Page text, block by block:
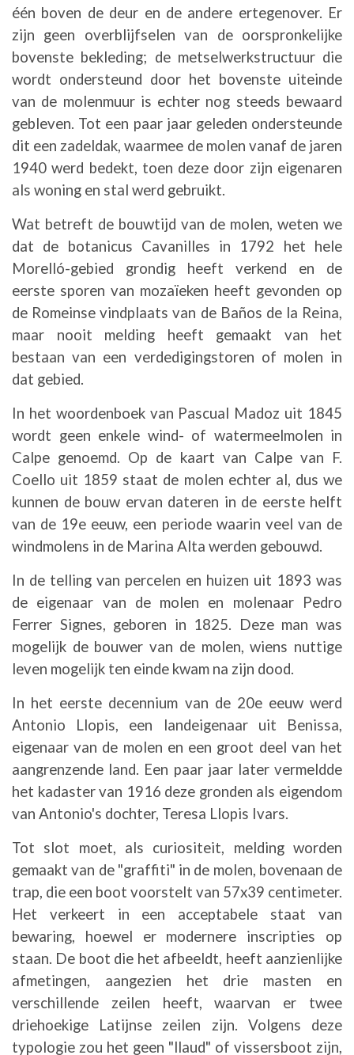
één boven de deur en de andere ertegenover. Er
zijn geen overblijfselen van de oorspronkelijke
bovenste bekleding; de metselwerkstructuur die
wordt ondersteund door het bovenste uiteinde
van de molenmuur is echter nog steeds bewaard
gebleven. Tot een paar jaar geleden ondersteunde
dit een zadeldak, waarmee de molen vanaf de jaren
1940 werd bedekt, toen deze door zijn eigenaren
als woning en stal werd gebruikt.
Wat betreft de bouwtijd van de molen, weten we
dat de botanicus Cavanilles in 1792 het hele
Morelló-gebied grondig heeft verkend en de
eerste sporen van mozaïeken heeft gevonden op
de Romeinse vindplaats van de Baños de la Reina,
maar nooit melding heeft gemaakt van het
bestaan ​​van een verdedigingstoren of molen in
dat gebied.
In het woordenboek van Pascual Madoz uit 1845
wordt geen enkele wind- of watermeelmolen in
Calpe genoemd. Op de kaart van Calpe van F.
Coello uit 1859 staat de molen echter al, dus we
kunnen de bouw ervan dateren in de eerste helft
van de 19e eeuw, een periode waarin veel van de
windmolens in de Marina Alta werden gebouwd.
In de telling van percelen en huizen uit 1893 was
de eigenaar van de molen en molenaar Pedro
Ferrer Signes, geboren in 1825. Deze man was
mogelijk de bouwer van de molen, wiens nuttige
leven mogelijk ten einde kwam na zijn dood.
In het eerste decennium van de 20e eeuw werd
Antonio Llopis, een landeigenaar uit Benissa,
eigenaar van de molen en een groot deel van het
aangrenzende land. Een paar jaar later vermeldde
het kadaster van 1916 deze gronden als eigendom
van Antonio's dochter, Teresa Llopis Ivars.
Tot slot moet, als curiositeit, melding worden
gemaakt van de "graffiti" in de molen, bovenaan de
trap, die een boot voorstelt van 57x39 centimeter.
Het verkeert in een acceptabele staat van
bewaring, hoewel er modernere inscripties op
staan. De boot die het afbeeldt, heeft aanzienlijke
afmetingen, aangezien het drie masten en
verschillende zeilen heeft, waarvan er twee
driehoekige Latijnse zeilen zijn. Volgens deze
typologie zou het geen "llaud" of vissersboot zijn,